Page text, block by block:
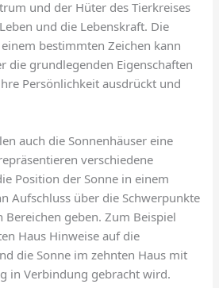
und der Hüter des Tierkreises
und die Lebenskraft. Die
bestimmten Zeichen kann
die grundlegenden Eigenschaften
Persönlichkeit ausdrückt und
auch die Sonnenhäuser eine
verschiedene
Position der Sonne in einem
Aufschluss über die Schwerpunkte
Bereichen geben. Zum Beispiel
Haus Hinweise auf die
die Sonne im zehnten Haus mit
in Verbindung gebracht wird.